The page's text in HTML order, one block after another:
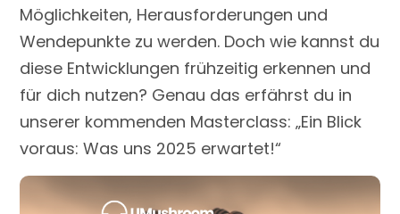
Möglichkeiten, Herausforderungen und
Wendepunkte zu werden. Doch wie kannst du
diese Entwicklungen frühzeitig erkennen und
für dich nutzen? Genau das erfährst du in
unserer kommenden Masterclass: „Ein Blick
voraus: Was uns 2025 erwartet!“